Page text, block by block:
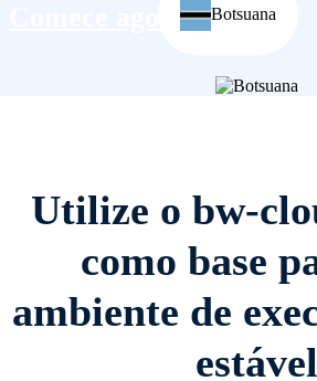
Comece agora Botsuana
Utilize o bw-
como base
ambiente de
estável